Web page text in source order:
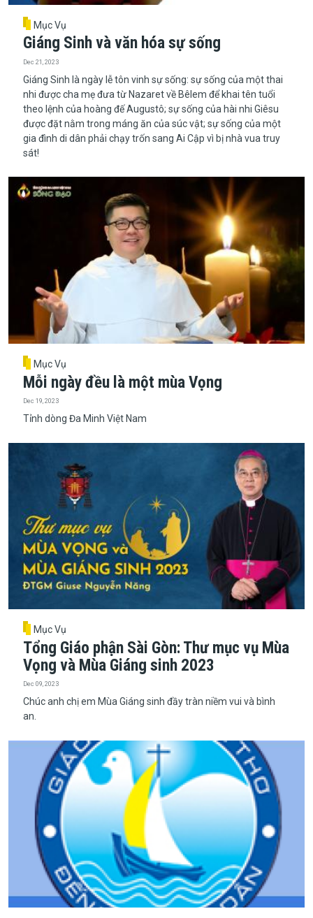
Mục Vụ
Giáng Sinh và văn hóa sự sống
Dec 21, 2023
Giáng Sinh là ngày lễ tôn vinh sự sống: sự sống của một thai
nhi được cha mẹ đưa từ Nazaret về Bêlem để khai tên tuổi
theo lệnh của hoàng đế Augustô; sự sống của hài nhi Giêsu
được đặt nằm trong máng ăn của súc vật; sự sống của một
gia đình di dân phải chạy trốn sang Ai Cập vì bị nhà vua truy
sát!
Mục Vụ
Mỗi ngày đều là một mùa Vọng
Dec 19, 2023
Tỉnh dòng Đa Minh Việt Nam
Mục Vụ
Tổng Giáo phận Sài Gòn: Thư mục vụ Mùa
Vọng và Mùa Giáng sinh 2023
Dec 09, 2023
Chúc anh chị em Mùa Giáng sinh đầy tràn niềm vui và bình
an.